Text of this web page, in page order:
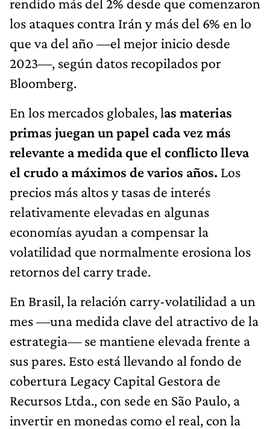
los ataques contra Irán y más del 6% en lo
que va del año —el mejor inicio desde
2023—, según datos recopilados por
Bloomberg.
En los mercados globales, las materias
primas juegan un papel cada vez más
relevante a medida que el conflicto lleva
el crudo a máximos de varios años. Los
precios más altos y tasas de interés
relativamente elevadas en algunas
economías ayudan a compensar la
volatilidad que normalmente erosiona los
retornos del carry trade.
En Brasil, la relación carry-volatilidad a un
mes —una medida clave del atractivo de la
estrategia— se mantiene elevada frente a
sus pares. Esto está llevando al fondo de
cobertura Legacy Capital Gestora de
Recursos Ltda., con sede en São Paulo, a
invertir en monedas como el real, con la